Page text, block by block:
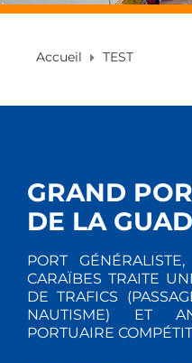
Accueil TEST
GRAND
DE LA
PORT
CARAÏBES TRAITE
DE TRAFICS
NAUTISME) ET
PORTUAIRE